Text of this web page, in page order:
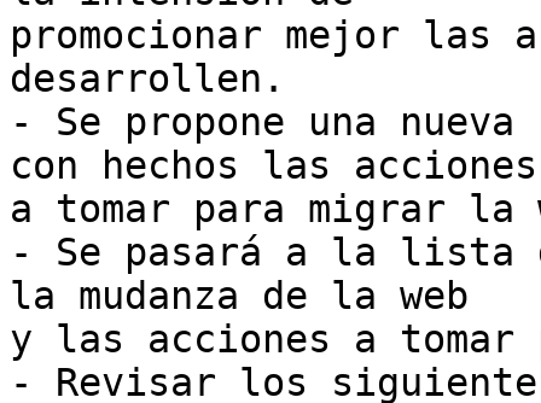
promocionar mejor las
desarrollen.
- Se propone una
con hechos las acciones
a tomar para migrar la
- Se pasará a la lista
la mudanza de la web
y las acciones a